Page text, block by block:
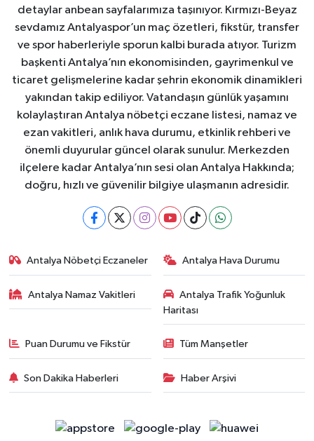
detaylar anbean sayfalarımıza taşınıyor. Kırmızı-Beyaz
sevdamız Antalyaspor’un maç özetleri, fikstür, transfer
ve spor haberleriyle sporun kalbi burada atıyor. Turizm
başkenti Antalya’nın ekonomisinden, gayrimenkul ve
ticaret gelişmelerine kadar şehrin ekonomik dinamikleri
yakından takip ediliyor. Vatandaşın günlük yaşamını
kolaylaştıran Antalya nöbetçi eczane listesi, namaz ve
ezan vakitleri, anlık hava durumu, etkinlik rehberi ve
önemli duyurular güncel olarak sunulur. Merkezden
ilçelere kadar Antalya’nın sesi olan Antalya Hakkında;
doğru, hızlı ve güvenilir bilgiye ulaşmanın adresidir.
Antalya Nöbetçi Eczaneler Antalya Hava Durumu
Antalya Namaz Vakitleri
Antalya Trafik Yoğunluk
Haritası
Puan Durumu ve Fikstür Tüm Manşetler
Son Dakika Haberleri Haber Arşivi